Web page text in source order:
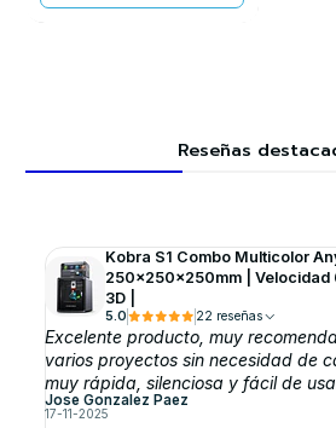
Reseñas
Kobra S1 Combo Multicolor
250x250x250mm | Velocidad
3D |
5.0 22 reseñas
Excelente producto, muy
varios proyectos sin necesidad de
muy rápida, silenciosa y fácil de
Jose Gonzalez Paez
17-11-2025